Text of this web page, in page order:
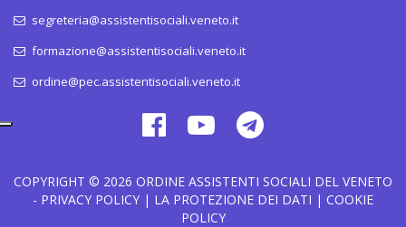
segreteria@assistentisociali.veneto.it
formazione@assistentisociali.veneto.it
ordine@pec.assistentisociali.veneto.it
COPYRIGHT © 2026 ORDINE ASSISTENTI SOCIALI DEL VENETO
- PRIVACY POLICY | LA PROTEZIONE DEI DATI | COOKIE
POLICY